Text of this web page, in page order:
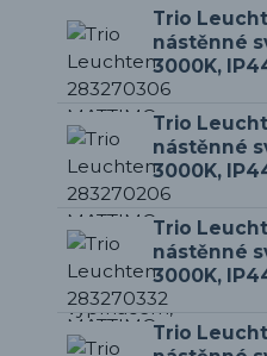
Trio
nástěnné
3000K,
Trio
nástěnné
3000K,
Trio
nástěnné
3000K,
Trio